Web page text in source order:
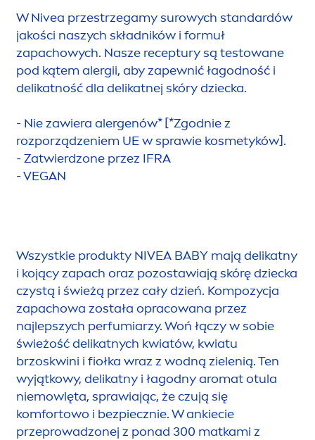
WNivea przestrzegamy surowych standardów
jakości naszych składników i formuł
zapachowych. Nasze receptury są testowane
pod kątem alergii, aby zapewnić łagodność i
delikatność dla delikatnej skóry dziecka.
- Nie zawiera alergenów* [*Zgodnie z
rozporządzeniem UE w sprawie kosmetyków].
- Zatwierdzone przez IFRA
- VEGAN
Wszystkie produkty NIVEA BABY mają delikatny
i kojący zapach oraz pozostawiają skórę dziecka
czystą i świeżą przez cały dzień. Kompozycja
zapachowa została opracowana przez
najlepszych perfumiarzy. Woń łączy w sobie
świeżość delikatnych kwiatów, kwiatu
brzoskwini i fiołka wraz z wodną zielenią. Ten
wyjątkowy, delikatny i łagodny aromat otula
niemowlęta, sprawiając, że czują się
komfortowo i bezpiecznie. W ankiecie
przeprowadzonej z ponad 300 matkami z